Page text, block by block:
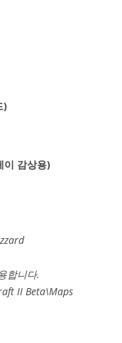
)
이 감상용)
합니다.
II Beta\Maps